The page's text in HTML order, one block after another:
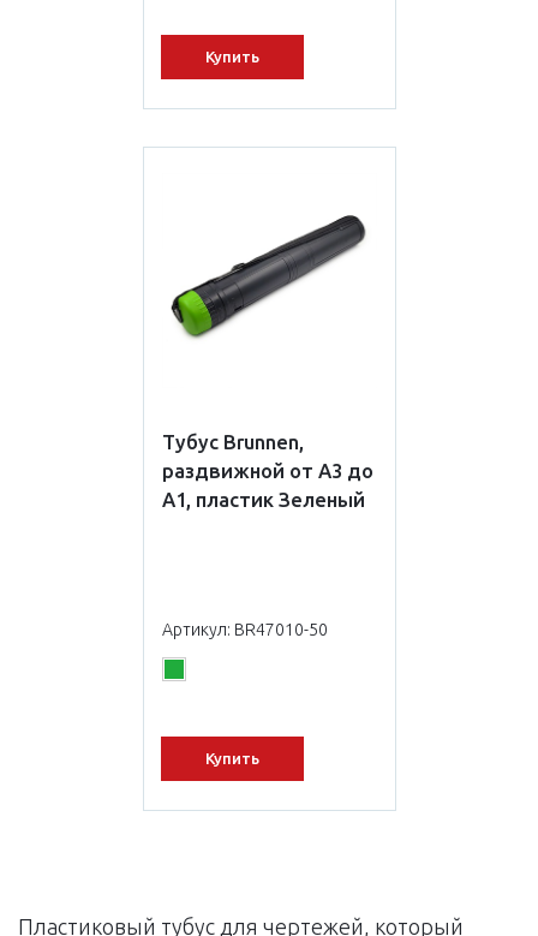
Купить
Тубус Brunnen,
раздвижной от А3 до
А1, пластик Зеленый
Артикул: BR47010-50
Купить
Пластиковый тубус для чертежей, который